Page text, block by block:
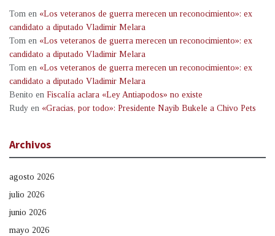
Tom en «Los veteranos de guerra merecen un reconocimiento»: ex
candidato a diputado Vladimir Melara
Tom en «Los veteranos de guerra merecen un reconocimiento»: ex
candidato a diputado Vladimir Melara
Tom en «Los veteranos de guerra merecen un reconocimiento»: ex
candidato a diputado Vladimir Melara
Benito en Fiscalía aclara «Ley Antiapodos» no existe
Rudy en «Gracias, por todo»: Presidente Nayib Bukele a Chivo Pets
Archivos
agosto 2026
julio 2026
junio 2026
mayo 2026